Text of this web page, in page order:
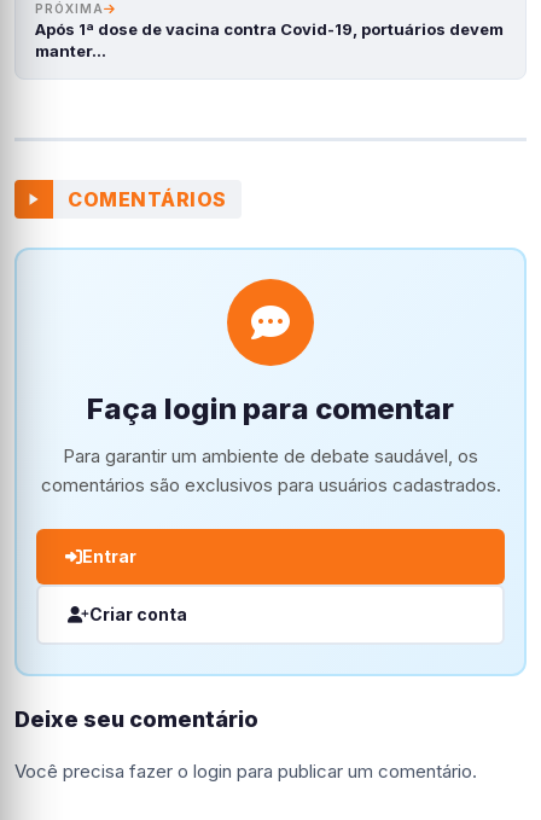
PRÓXIMA
Após 1ª dose de vacina contra Covid-19, portuários devem
manter…
COMENTÁRIOS
Faça login para comentar
Para garantir um ambiente de debate saudável, os
comentários são exclusivos para usuários cadastrados.
Entrar
Criar conta
Deixe seu comentário
Você precisa fazer o login para publicar um comentário.